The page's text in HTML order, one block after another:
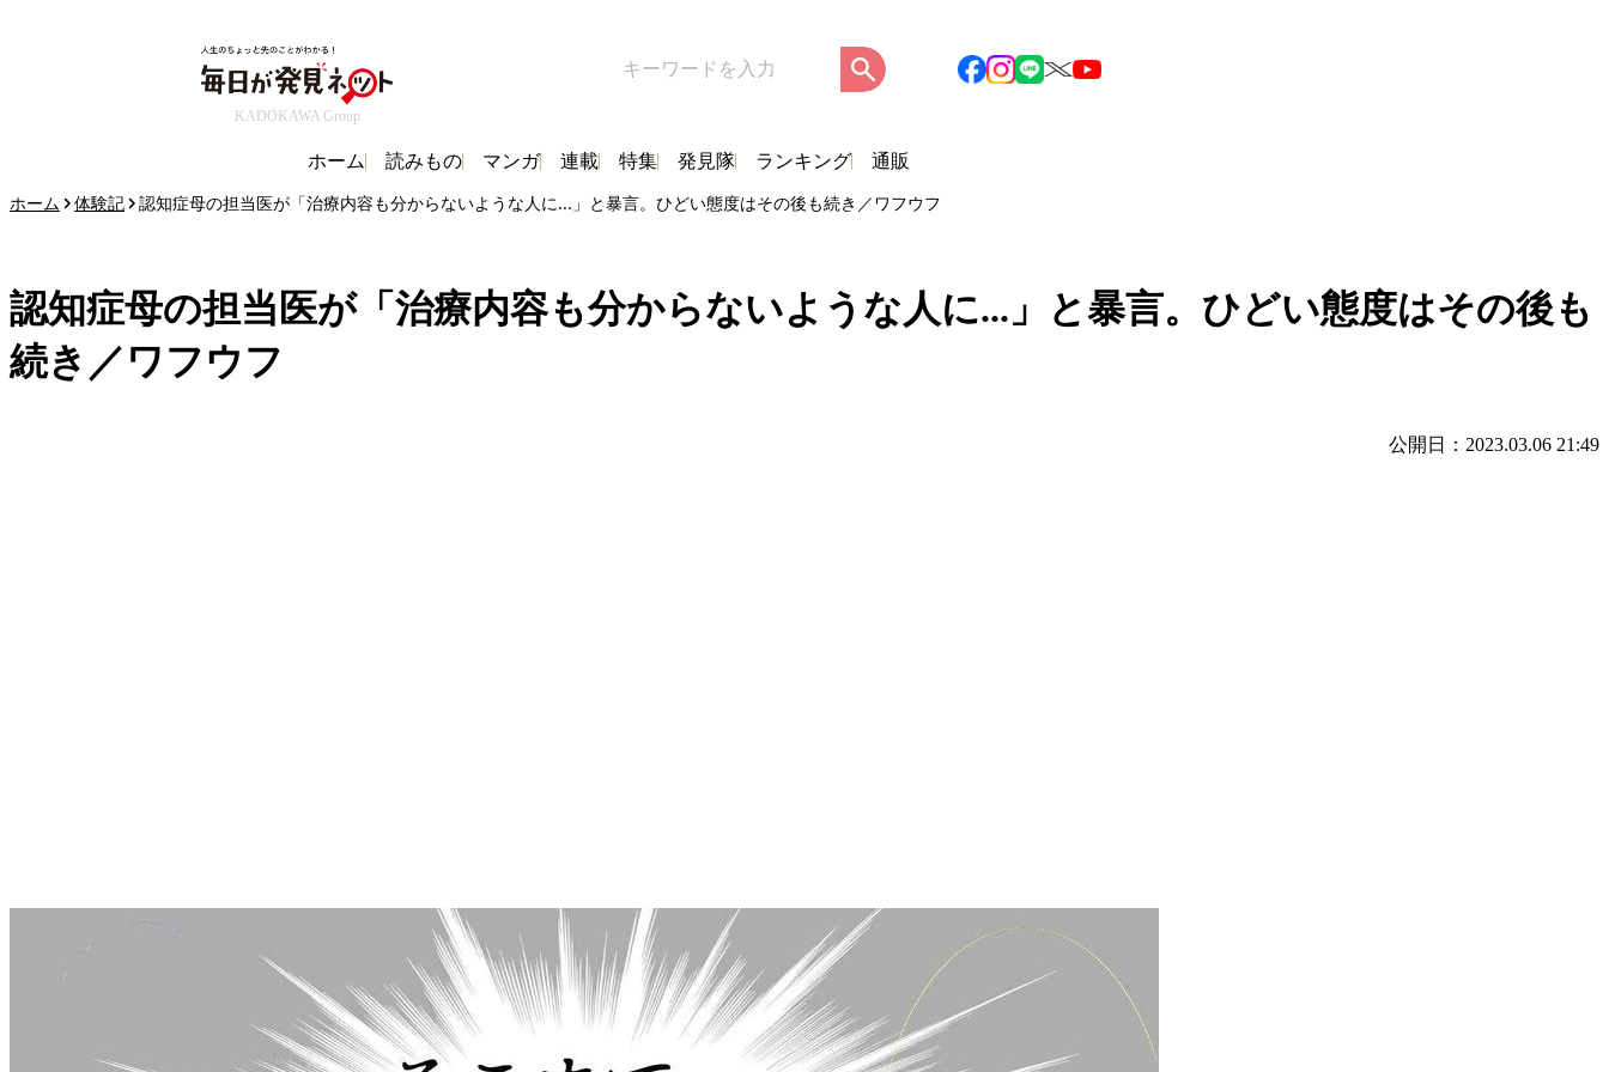
KADOKAWA Group
ホーム 読みもの マンガ 連載 特集 発見隊 ランキング 通販
ホーム 体験記 認知症母の担当医が「治療内容も分からないような人に...」と暴言。ひどい態度はその後も続き／ワフウフ
認知症母の担当医が「治療内容も分からないような人に...」と暴言。ひどい態度はその後も
続き／ワフウフ
公開日：2023.03.06 21:49